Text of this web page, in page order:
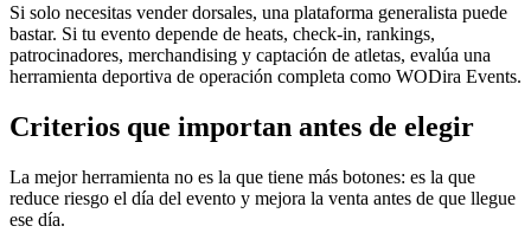
Si solo necesitas vender dorsales, una plataforma generalista puede
bastar. Si tu evento depende de heats, check-in, rankings,
patrocinadores, merchandising y captación de atletas, evalúa una
herramienta deportiva de operación completa como WODira Events.
Criterios que importan antes de elegir
La mejor herramienta no es la que tiene más botones: es la que
reduce riesgo el día del evento y mejora la venta antes de que llegue
ese día.